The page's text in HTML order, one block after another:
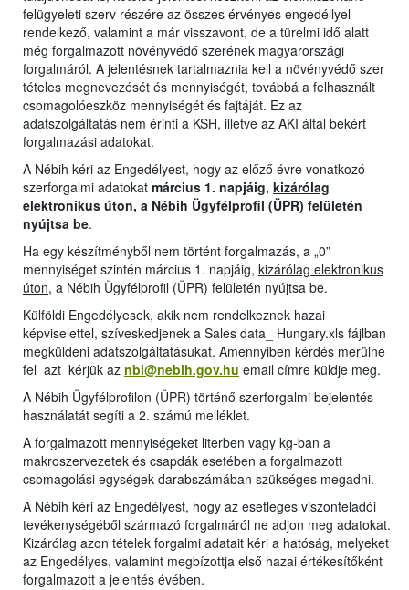
felügyeleti szerv részére az összes érvényes engedéllyel
rendelkező, valamint a már visszavont, de a türelmi idő alatt
még forgalmazott növényvédő szerének magyarországi
forgalmáról. A jelentésnek tartalmaznia kell a növényvédő szer
tételes megnevezését és mennyiségét, továbbá a felhasznált
csomagolóeszköz mennyiségét és fajtáját. Ez az
adatszolgáltatás nem érinti a KSH, illetve az AKI által bekért
forgalmazási adatokat.
A Nébih kéri az Engedélyest, hogy az előző évre vonatkozó
szerforgalmi adatokat március 1. napjáig, kizárólag
elektronikus úton, a Nébih Ügyfélprofil (ÜPR) felületén
nyújtsa be.
Ha egy készítményből nem történt forgalmazás, a „0”
mennyiséget szintén március 1. napjáig, kizárólag elektronikus
úton, a Nébih Ügyfélprofil (ÜPR) felületén nyújtsa be.
Külföldi Engedélyesek, akik nem rendelkeznek hazai
képviselettel, szíveskedjenek a Sales data_ Hungary.xls fájlban
megküldeni adatszolgáltatásukat. Amennyiben kérdés merülne
fel azt kérjük az nbi@nebih.gov.hu email címre küldje meg.
A Nébih Ügyfélprofilon (ÜPR) történő szerforgalmi bejelentés
használatát segíti a 2. számú melléklet.
A forgalmazott mennyiségeket literben vagy kg-ban a
makroszervezetek és csapdák esetében a forgalmazott
csomagolási egységek darabszámában szükséges megadni.
A Nébih kéri az Engedélyest, hogy az esetleges viszonteladói
tevékenységéből származó forgalmáról ne adjon meg adatokat.
Kizárólag azon tételek forgalmi adatait kéri a hatóság, melyeket
az Engedélyes, valamint megbízottja első hazai értékesítőként
forgalmazott a jelentés évében.